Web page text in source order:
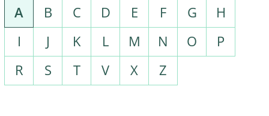
A B C D E F G
H
I
J K L M N O
P
R
S T V X Z